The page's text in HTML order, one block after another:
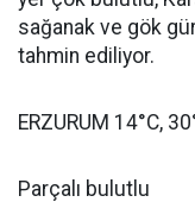
sağanak ve gök
tahmin ediliyor.
ERZURUM 14°C,
Parçalı bulutlu